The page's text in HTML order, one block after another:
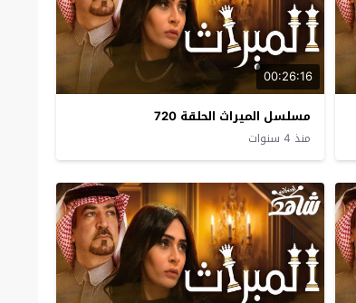
00:26:16
مسلسل الميراث الحلقة 720
منذ 4 سنوات